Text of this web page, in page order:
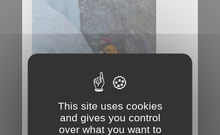
This site uses cookies
and gives you control
over what you want to